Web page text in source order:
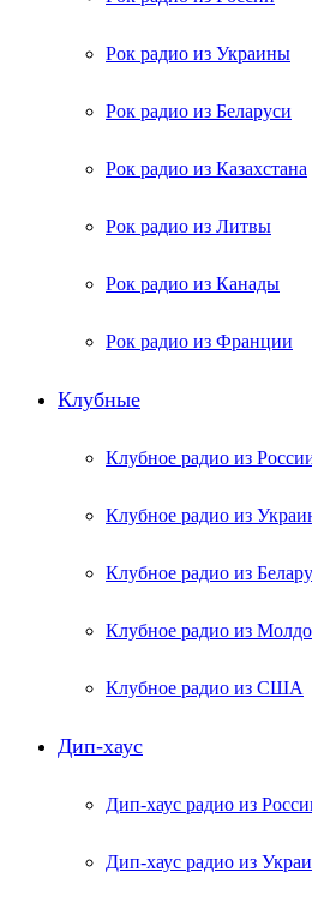
Рок радио из Украины
Рок радио из Беларуси
Рок радио из Казахстана
Рок радио из Литвы
Рок радио из Канады
Рок радио из Франции
Клубные
Клубное радио из
Клубное радио из
Клубное радио из
Клубное радио из
Клубное радио из США
Дип-хаус
Дип-хаус радио из
Дип-хаус радио из